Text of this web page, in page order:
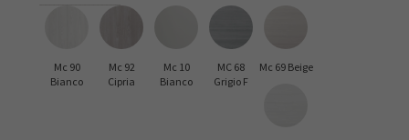
Mc 90
Bianco
Mc 92
Cipria
Mc 10
Bianco
MC 68
Grigio F
Mc 69 Beige